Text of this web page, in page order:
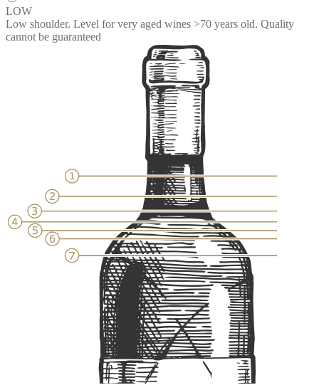
LOW
Low shoulder. Level for very aged wines >70 years old. Quality
cannot be guaranteed